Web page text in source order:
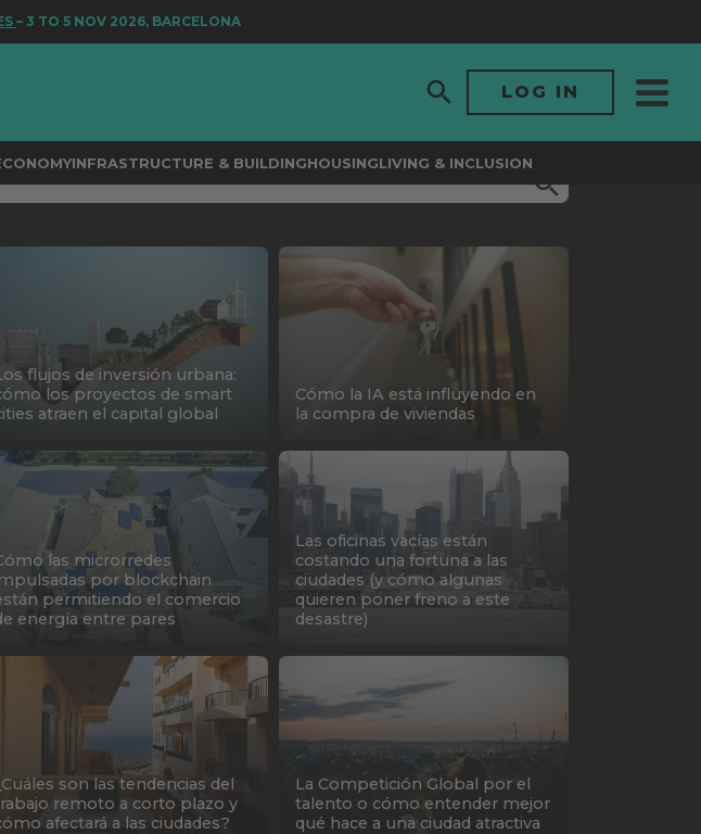
2026, BARCELONA
LOG IN
INFRASTRUCTURE & BUILDINGHOUSINGLIVING & INCLUSION
flujos de inversión urbana:
los proyectos de smart
atraen el capital global
Cómo la IA está influyendo en
la compra de viviendas
las microrredes
por blockchain
permitiendo el comercio
energía entre pares
Las oficinas vacías están
costando una fortuna a las
ciudades (y cómo algunas
quieren poner freno a este
desastre)
son las tendencias del
remoto a corto plazo y
afectará a las ciudades?
La Competición Global por el
talento o cómo entender mejor
qué hace a una ciudad atractiva